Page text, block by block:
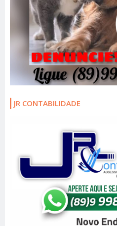
JR CONTABILIDADE